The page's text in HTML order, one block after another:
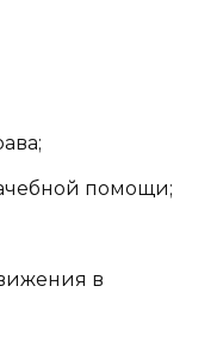
помощи;
в